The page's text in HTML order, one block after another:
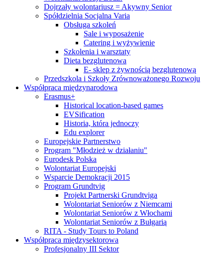
Dojrzały wolontariusz = Akywny Senior
Spółdzielnia Socjalna Varia
Obsługa szkoleń
Sale i wyposażenie
Catering i wyżywienie
Szkolenia i warsztaty
Dieta bezglutenowa
E- sklep z żywnością bezglutenową
Przedszkola i Szkoły Zrównoważonego Rozwoju
Współpraca międzynarodowa
Erasmus+
Historical location-based games
EVSification
Historia, która jednoczy
Edu explorer
Europejskie Partnerstwo
Program "Młodzież w działaniu"
Eurodesk Polska
Wolontariat Europejski
Wsparcie Demokracji 2015
Program Grundtvig
Projekt Partnerski Grundtviga
Wolontariat Seniorów z Niemcami
Wolontariat Seniorów z Włochami
Wolontariat Seniorów z Bułgarią
RITA - Study Tours to Poland
Współpraca międzysektorowa
Profesjonalny III Sektor